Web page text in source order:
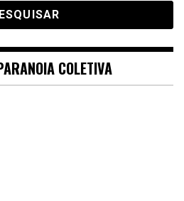
COLETIVA